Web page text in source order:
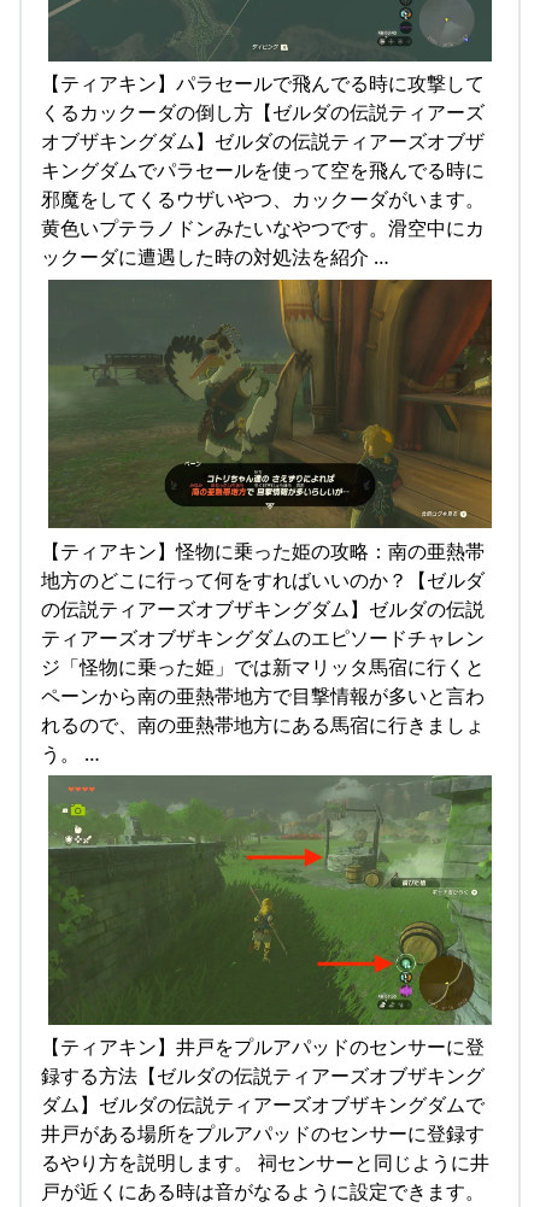
【ティアキン】パラセールで飛んでる時に攻撃して
くるカックーダの倒し方【ゼルダの伝説ティアーズ
オブザキングダム】ゼルダの伝説ティアーズオブザ
キングダムでパラセールを使って空を飛んでる時に
邪魔をしてくるウザいやつ、カックーダがいます。
黄色いプテラノドンみたいなやつです。滑空中にカ
ックーダに遭遇した時の対処法を紹介 …
【ティアキン】怪物に乗った姫の攻略：南の亜熱帯
地方のどこに行って何をすればいいのか？【ゼルダ
の伝説ティアーズオブザキングダム】ゼルダの伝説
ティアーズオブザキングダムのエピソードチャレン
ジ「怪物に乗った姫」では新マリッタ馬宿に行くと
ペーンから南の亜熱帯地方で目撃情報が多いと言わ
れるので、南の亜熱帯地方にある馬宿に行きましょ
う。 …
【ティアキン】井戸をプルアパッドのセンサーに登
録する方法【ゼルダの伝説ティアーズオブザキング
ダム】ゼルダの伝説ティアーズオブザキングダムで
井戸がある場所をプルアパッドのセンサーに登録す
るやり方を説明します。 祠センサーと同じように井
戸が近くにある時は音がなるように設定できます。